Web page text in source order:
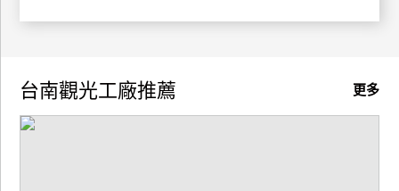
廠
更多
台南觀光工廠推薦